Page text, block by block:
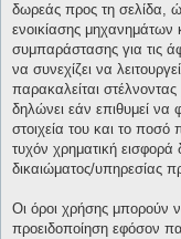
δωρεάς προς τη σελίδα,
ενοικίασης
συμπαράστασης για τις
να συνεχίζει να
παρακαλείται
δηλώνει εάν επιθυμεί να
στοιχεία του και το
τυχόν χρηματική
δικαιώματος/υπηρεσίας
Οι όροι χρήσης μπορούν
προειδοποίηση εφόσον